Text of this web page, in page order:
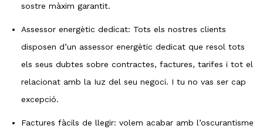
sostre màxim garantit.
Assessor energètic dedicat: Tots els nostres clients
disposen d’un assessor energètic dedicat que resol tots
els seus dubtes sobre contractes, factures, tarifes i tot el
relacionat amb la Iuz del seu negoci. I tu no vas ser cap
excepció.
Factures fàcils de llegir: volem acabar amb l’oscurantisme